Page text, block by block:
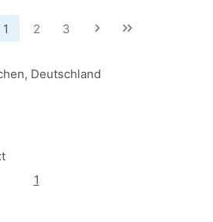
1 2 3
Deutschland
1